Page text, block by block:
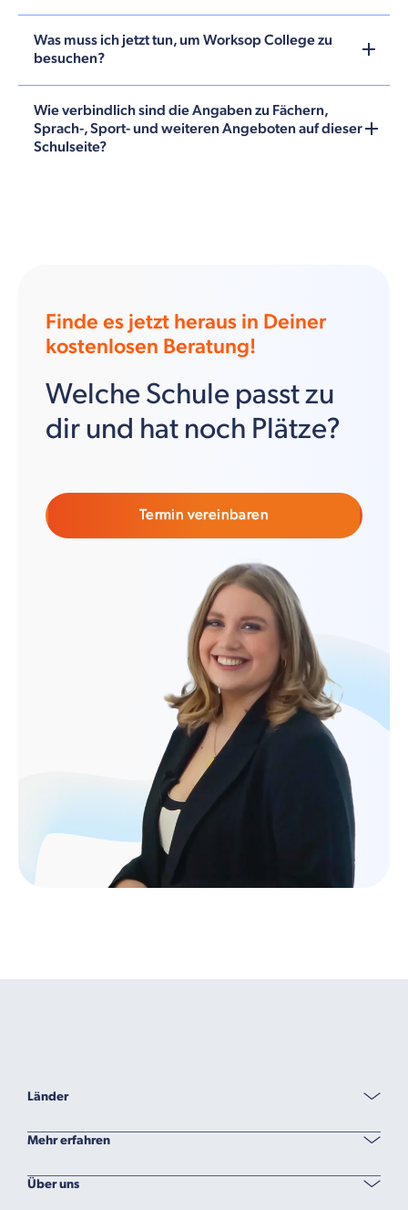
Was muss ich jetzt tun, um Worksop College zu
besuchen?
Wie verbindlich sind die Angaben zu Fächern,
Sprach-, Sport- und weiteren Angeboten auf dieser
Schulseite?
Finde es jetzt heraus in Deiner
kostenlosen Beratung!
Welche Schule passt zu
dir und hat noch Plätze?
Termin vereinbaren
Länder
Mehr erfahren
Über uns